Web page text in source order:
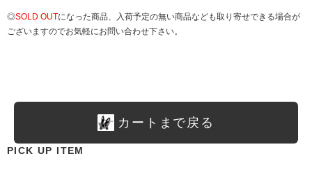
◎SOLD OUTになった商品、入荷予定の無い商品なども取り寄せできる場合が
ございますのでお気軽にお問い合わせ下さい。
カートまで戻る
PICK UP ITEM